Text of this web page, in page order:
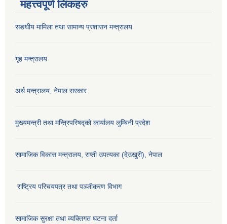
महत्त्वपूर्ण लिंकहरु
सङघीय मामिला तथा सामान्य प्रशासन मन्‍त्रालय
गृह मन्त्रालय
अर्थ मन्त्रालय, नेपाल सरकार
मुख्यमन्त्री तथा मन्त्रिपरिषद्को कार्यालय लुम्बिनी प्रदेश
सामाजिक विकास मन्‍‍त्रालय, राप्ती उपत्यका (देउखुरी), नेपाल
राष्ट्रिय परिचयपत्र तथा पञ्जीकरण विभाग
सामाजिक सुरक्षा तथा व्यक्तिगत घटना दर्ता